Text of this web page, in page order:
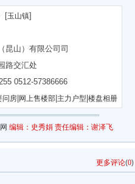
[玉山镇]
昆山）有限公司司
路交汇处
0512-57386666
问房 网上售楼部 主力户型 楼盘相册
编辑：史秀娟 责任编辑：谢泽飞
更多评论(0)